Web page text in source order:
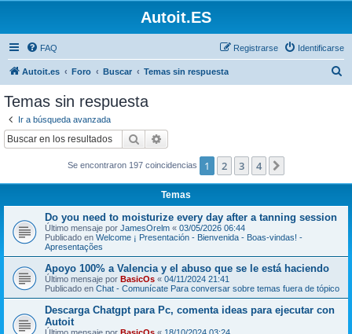
Autoit.ES
FAQ Identificarse
Registrarse
Autoit.es Foro Buscar Temas sin respuesta
Temas sin respuesta
Ir a búsqueda avanzada
Buscar
Se encontraron 197 coincidencias 1 2 3 4
Temas
Do you need to moisturize every day after a tanning session
Último mensaje por JamesOrelm « 03/05/2026 06:44
Publicado en Welcome ¡ Presentación - Bienvenida - Boas-vindas! -
Apresentações
Apoyo 100% a Valencia y el abuso que se le está haciendo
Último mensaje por BasicOs « 04/11/2024 21:41
Publicado en Chat - Comunícate Para conversar sobre temas fuera de tópico
Descarga Chatgpt para Pc, comenta ideas para ejecutar con
Autoit
Último mensaje por BasicOs « 18/10/2024 03:24